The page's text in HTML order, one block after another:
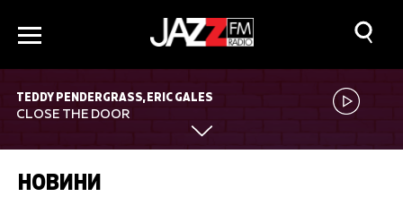
TEDDY PENDERGRASS, ERIC GALES
CLOSE THE DOOR
НОВИНИ